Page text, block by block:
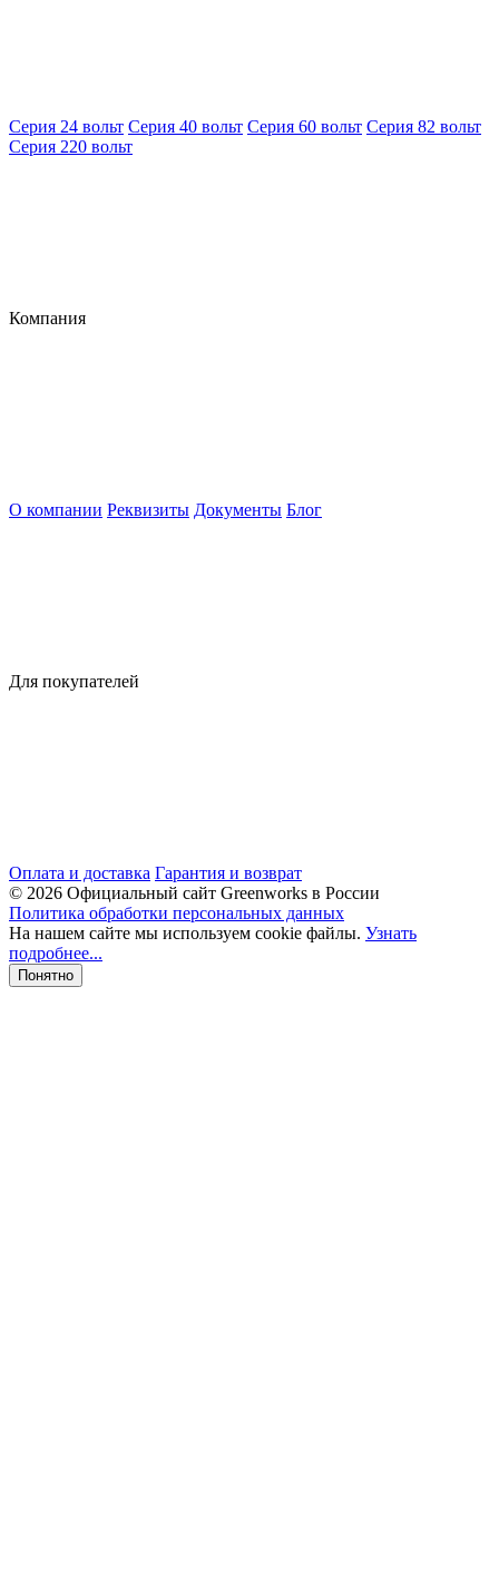
Серия 24 вольт Серия 40 вольт Серия 60 вольт Серия 82 вольт
Серия 220 вольт
Компания
О компании Реквизиты Документы Блог
Для покупателей
Оплата и доставка Гарантия и возврат
© 2026 Официальный сайт Greenworks в России
Политика обработки персональных данных
На нашем сайте мы используем cookie файлы. Узнать
подробнее...
Понятно